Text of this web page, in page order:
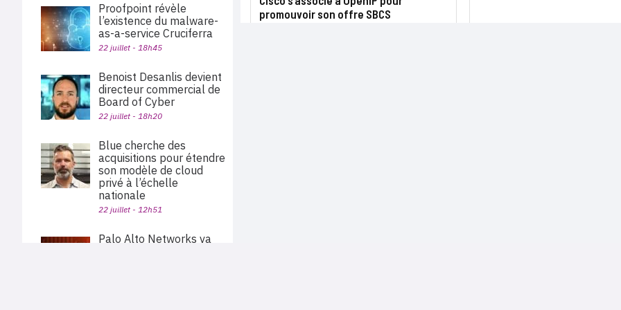
promouvoir son offre SBCS
Proofpoint révèle
l’existence du malware-
as-a-service Cruciferra
22 juillet - 18h45
Benoist Desanlis devient
directeur commercial de
Board of Cyber
22 juillet - 18h20
Blue cherche des
acquisitions pour étendre
son modèle de cloud
privé à l’échelle
nationale
22 juillet - 12h51
Palo Alto Networks va